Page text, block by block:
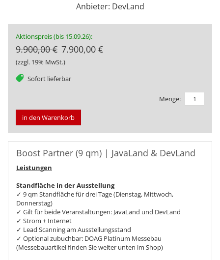
Anbieter: DevLand
Aktionspreis (bis 15.09.26):
9.900,00 € 7.900,00 €
(zzgl. 19% MwSt.)
Sofort lieferbar
tag
Menge:
in den Warenkorb
Boost Partner (9 qm) | JavaLand & DevLand
Leistungen
Standfläche in der Ausstellung
✓ 9 qm Standfläche für drei Tage (Dienstag, Mittwoch,
Donnerstag)
✓ Gilt für beide Veranstaltungen: JavaLand und DevLand
✓ Strom + Internet
✓ Lead Scanning am Ausstellungsstand
✓ Optional zubuchbar: DOAG Platinum Messebau
(Messebauartikel finden Sie weiter unten im Shop)